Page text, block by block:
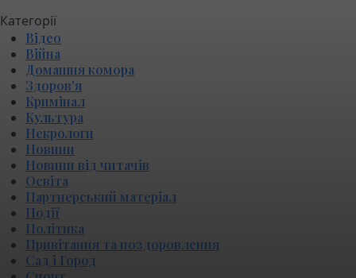
Категорії
Відео
Війна
Домашня комора
Здоров'я
Кримінал
Культура
Некрологи
Новини
Новини від читачів
Освіта
Партнерський матеріал
Події
Політика
Привітання та поздоровлення
Сад і Город